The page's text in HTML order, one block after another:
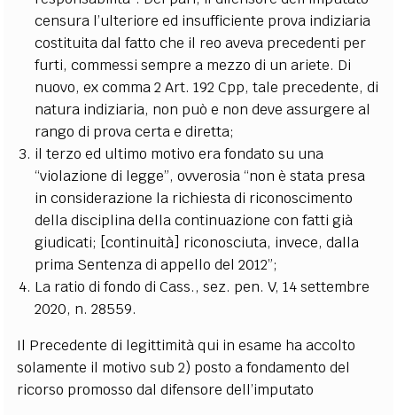
censura l’ulteriore ed insufficiente prova indiziaria
costituita dal fatto che il reo aveva precedenti per
furti, commessi sempre a mezzo di un ariete. Di
nuovo, ex comma 2 Art. 192 Cpp, tale precedente, di
natura indiziaria, non può e non deve assurgere al
rango di prova certa e diretta;
il terzo ed ultimo motivo era fondato su una
“violazione di legge”, ovverosia “non è stata presa
in considerazione la richiesta di riconoscimento
della disciplina della continuazione con fatti già
giudicati; [continuità] riconosciuta, invece, dalla
prima Sentenza di appello del 2012”;
La ratio di fondo di Cass., sez. pen. V, 14 settembre
2020, n. 28559.
Il Precedente di legittimità qui in esame ha accolto
solamente il motivo sub 2) posto a fondamento del
ricorso promosso dal difensore dell’imputato